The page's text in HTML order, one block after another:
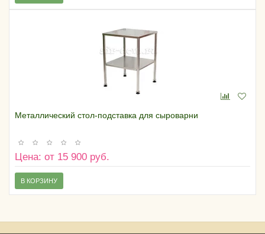
Металлический стол-подставка для сыроварни
Цена: от 15 900 руб.
В КОРЗИНУ